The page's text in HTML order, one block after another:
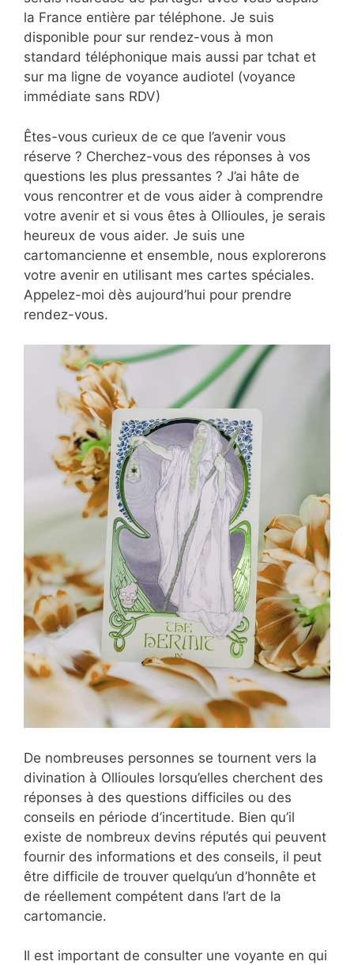
la France entière par téléphone. Je suis
disponible pour sur rendez-vous à mon
standard téléphonique mais aussi par tchat et
sur ma ligne de voyance audiotel (voyance
immédiate sans RDV)
Êtes-vous curieux de ce que l’avenir vous
réserve ? Cherchez-vous des réponses à vos
questions les plus pressantes ? J’ai hâte de
vous rencontrer et de vous aider à comprendre
votre avenir et si vous êtes à Ollioules, je serais
heureux de vous aider. Je suis une
cartomancienne et ensemble, nous explorerons
votre avenir en utilisant mes cartes spéciales.
Appelez-moi dès aujourd’hui pour prendre
rendez-vous.
De nombreuses personnes se tournent vers la
divination à Ollioules lorsqu’elles cherchent des
réponses à des questions difficiles ou des
conseils en période d’incertitude. Bien qu’il
existe de nombreux devins réputés qui peuvent
fournir des informations et des conseils, il peut
être difficile de trouver quelqu’un d’honnête et
de réellement compétent dans l’art de la
cartomancie.
Il est important de consulter une voyante en qui